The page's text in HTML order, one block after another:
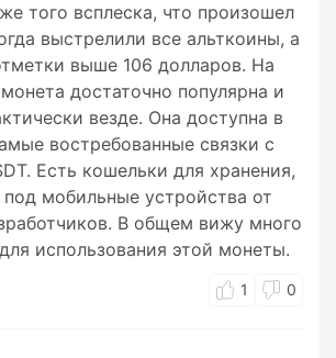
того всплеска, что произошел
выстрелили все альткоины, а
выше 106 долларов. На
достаточно популярна и
везде. Она доступна в
востребованные связки с
Есть кошельки для хранения,
мобильные устройства от
В общем вижу много
использования этой монеты.
1 0